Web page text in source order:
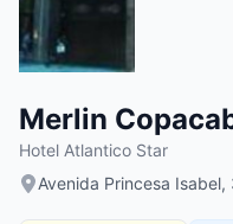
Merlin
Hotel Atlantico Star
Avenida Princesa